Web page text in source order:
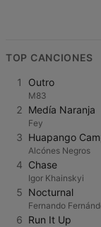
TOP CANCIONES
1 Outro
M83
2 Medía Naranja
Fey
3 Huapango
Alcónes Negros
4 Chase
Igor Khainskyi
5 Nocturnal
Fernando
6 Run It Up